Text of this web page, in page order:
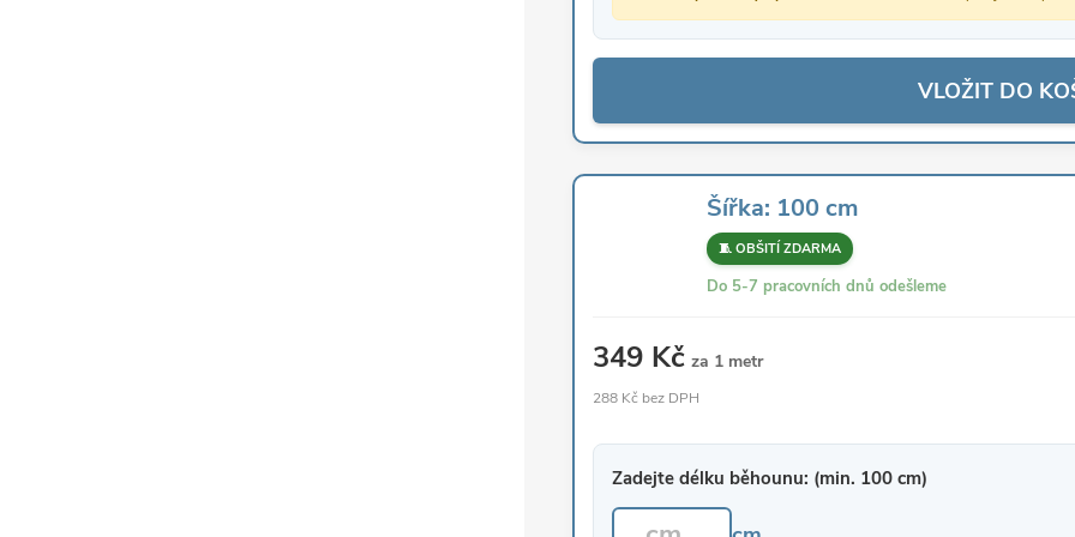
VLOŽIT DO
Šířka: 100 cm
🧵 OBŠITÍ ZDARMA
Do 5-7 pracovních dnů odešleme
349 Kč za 1 metr
288 Kč bez DPH
Zadejte délku běhounu: (min. 100 cm)